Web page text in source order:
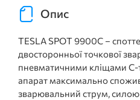
Опис
TESLA SPOT 9900C –
двосторонньої точкової
пневматичними кліщами С-
апарат максимально
зварювальний струм,